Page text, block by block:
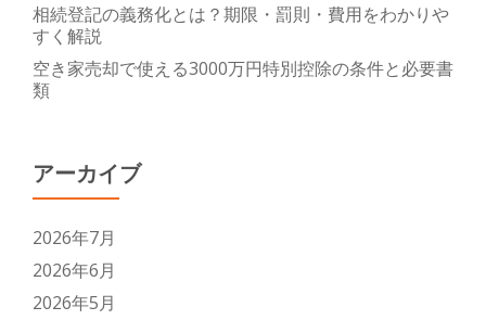
相続登記の義務化とは？期限・罰則・費用をわかりや
すく解説
空き家売却で使える3000万円特別控除の条件と必要書
類
アーカイブ
2026年7月
2026年6月
2026年5月